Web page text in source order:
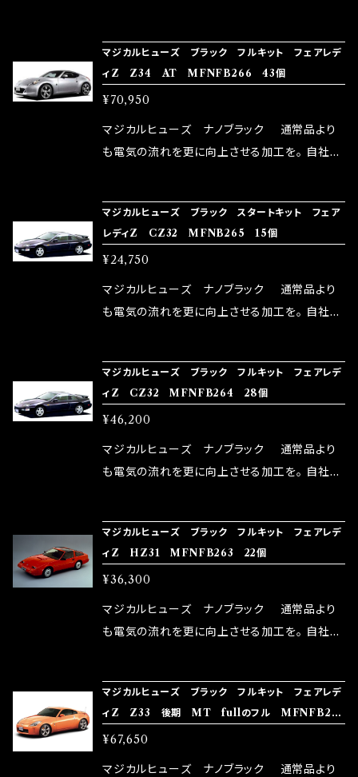
rz）の2店舗の専売品になりますので宜しくお願
い致します。
メ！ レーシングドライバーMAX織戸選手がテス
ターとなり吟味し時間を掛けて検証し、これは
体感出来て面白く、車には必ずプラスになりデメ
リットが無い。と。 コラボ開発製品です。 購入先
はこちらのマジカルヒューズ直販サイトと横浜に
rz）の2店舗の専売品になりますので宜しくお願
い致します。
マジカルヒューズ ブラック フルキット フェアレデ
ィZ Z34 AT MFNFB266 43個
¥70,950
マジカルヒューズ ナノブラック 通常品より
も電気の流れを更に向上させる加工を。 自社比
メ！ レーシングドライバーMAX織戸選手がテス
ターとなり吟味し時間を掛けて検証し、これは
体感出来て面白く、車には必ずプラスになりデメ
リットが無い。と。 コラボ開発製品です。 購入先
はこちらのマジカルヒューズ直販サイトと横浜に
rz）の2店舗の専売品になりますので宜しくお願
い致します。
マジカルヒューズ ブラック スタートキット フェア
レディZ CZ32 MFNB265 15個
¥24,750
マジカルヒューズ ナノブラック 通常品より
も電気の流れを更に向上させる加工を。 自社比
メ！ レーシングドライバーMAX織戸選手がテス
ターとなり吟味し時間を掛けて検証し、これは
体感出来て面白く、車には必ずプラスになりデメ
リットが無い。と。 コラボ開発製品です。 購入先
はこちらのマジカルヒューズ直販サイトと横浜に
rz）の2店舗の専売品になりますので宜しくお願
い致します。
マジカルヒューズ ブラック フルキット フェアレデ
ィZ CZ32 MFNFB264 28個
¥46,200
マジカルヒューズ ナノブラック 通常品より
も電気の流れを更に向上させる加工を。 自社比
メ！ レーシングドライバーMAX織戸選手がテス
ターとなり吟味し時間を掛けて検証し、これは
体感出来て面白く、車には必ずプラスになりデメ
リットが無い。と。 コラボ開発製品です。 購入先
はこちらのマジカルヒューズ直販サイトと横浜に
rz）の2店舗の専売品になりますので宜しくお願
い致します。
マジカルヒューズ ブラック フルキット フェアレデ
ィZ HZ31 MFNFB263 22個
¥36,300
マジカルヒューズ ナノブラック 通常品より
も電気の流れを更に向上させる加工を。 自社比
メ！ レーシングドライバーMAX織戸選手がテス
ターとなり吟味し時間を掛けて検証し、これは
体感出来て面白く、車には必ずプラスになりデメ
リットが無い。と。 コラボ開発製品です。 購入先
マジカルヒューズ ブラック フルキット フェアレデ
ィZ Z33 後期 MT fullのフル MFNFB253
41個
¥67,650
マジカルヒューズ ナノブラック 通常品より